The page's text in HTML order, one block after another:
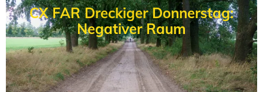
CX FAR Dreckiger Donnerstag:
Negativer Raum